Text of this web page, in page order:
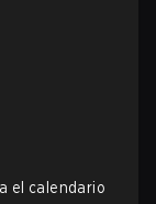
el calendario